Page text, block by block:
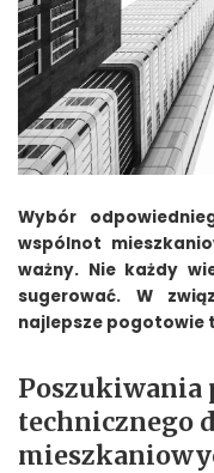
Wybór
wspólnot
ważny. Nie każdy
sugerować. W
najlepsze pogotowie
Poszukiwania
technicznego